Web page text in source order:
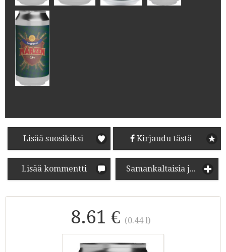
Lisää suosikiksi Kirjaudu tästä
Lisää kommentti Samankaltaisia juomia
8.61 € (0.44 l)